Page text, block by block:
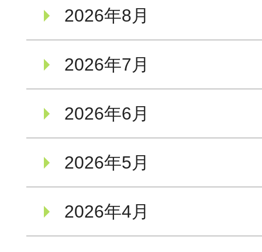
2026年8月
2026年7月
2026年6月
2026年5月
2026年4月